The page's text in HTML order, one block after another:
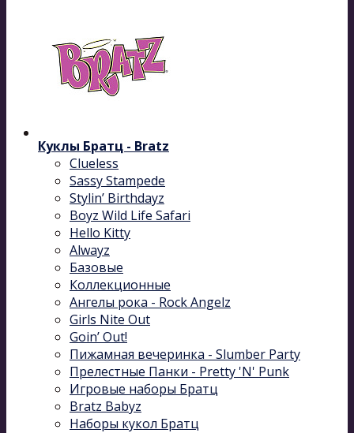
Куклы Братц - Bratz
Clueless
Sassy Stampede
Stylin’ Birthdayz
Boyz Wild Life Safari
Hello Kitty
Alwayz
Базовые
Коллекционные
Ангелы рока - Rock Angelz
Girls Nite Out
Goin’ Out!
Пижамная вечеринка - Slumber Party
Прелестные Панки - Pretty 'N' Punk
Игровые наборы Братц
Bratz Babyz
Наборы кукол Братц